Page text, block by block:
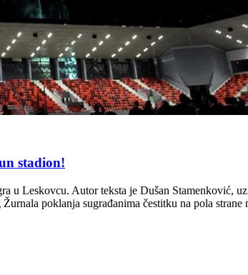
stadion!
u Leskovcu. Autor teksta je Dušan Stamenković,
poklanja sugrađanima čestitku na pola